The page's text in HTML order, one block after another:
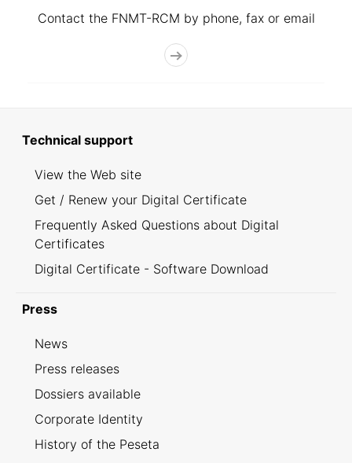
Contact the FNMT-RCM by phone, fax or email
Technical support
View the Web site
Get / Renew your Digital Certificate
Frequently Asked Questions about Digital
Certificates
Digital Certificate - Software Download
Press
News
Press releases
Dossiers available
Corporate Identity
History of the Peseta